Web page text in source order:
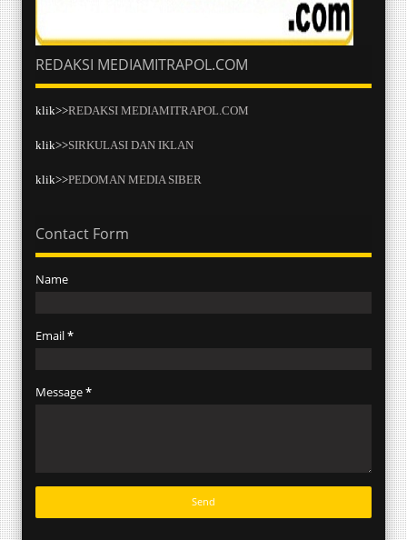
REDAKSI MEDIAMITRAPOL.COM
klik>>REDAKSI MEDIAMITRAPOL.COM
klik>>SIRKULASI DAN IKLAN
klik>>PEDOMAN MEDIA SIBER
Contact Form
Name
Email*
Message*